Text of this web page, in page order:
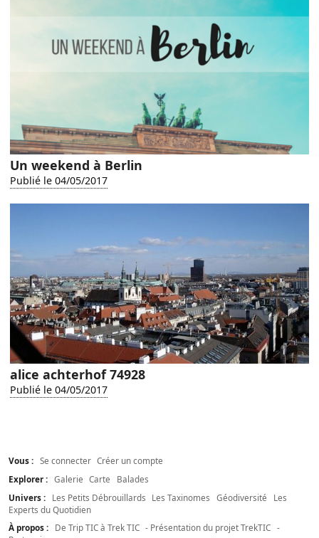
Un weekend à Berlin
Publié le 04/05/2017
alice achterhof 74928
Publié le 04/05/2017
Vous : Se connecter Créer un compte
Explorer : Galerie Carte
Balades
Univers :
Les Petits Débrouillards Les Taxinomes Géodiversité
Les
Experts du Quotidien
À propos :
De Trip TIC à Trek TIC - Présentation du projet TrekTIC -